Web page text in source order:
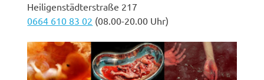
Heiligenstädterstraße 217
0664 610 83 02 (08.00-20.00 Uhr)